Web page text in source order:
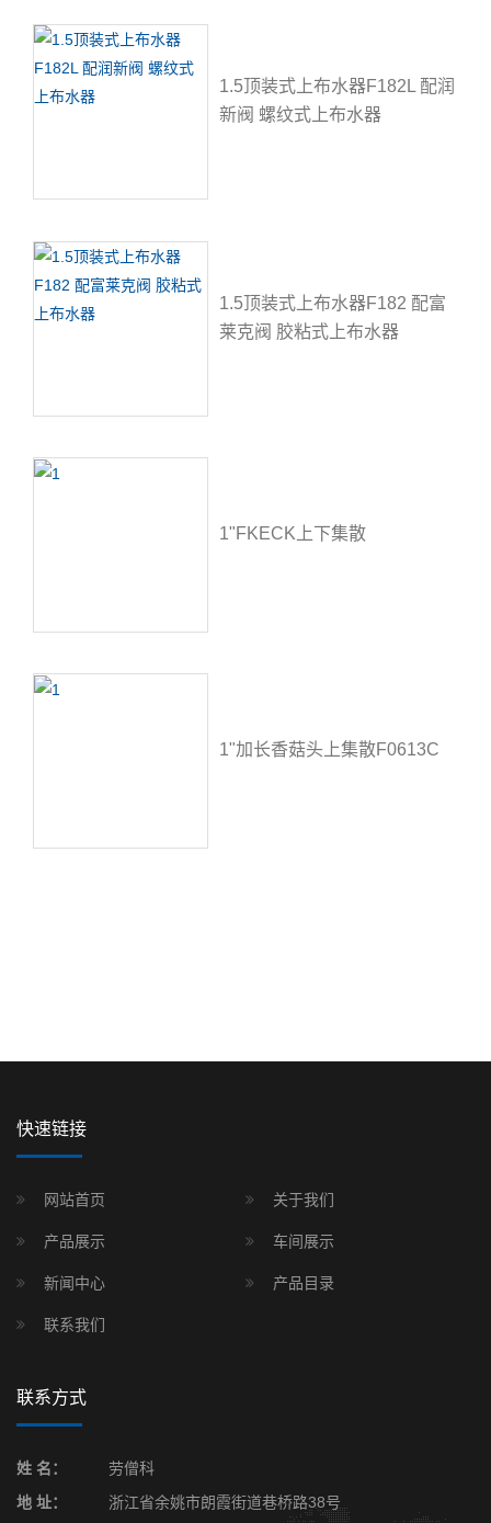
1.5顶装式上布水器F182L 配润
新阀 螺纹式上布水器
1.5顶装式上布水器F182 配富
莱克阀 胶粘式上布水器
1"FKECK上下集散
1"加长香菇头上集散F0613C
快速链接
网站首页 关于我们
产品展示 车间展示
新闻中心 产品目录
联系我们
联系方式
姓 名：
劳僧科
地 址：
浙江省余姚市朗霞街道巷桥路38号